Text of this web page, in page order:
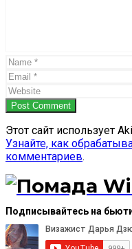
Post Comment
Этот сайт использует
Узнайте, как
комментариев.
Подписывайтесь на